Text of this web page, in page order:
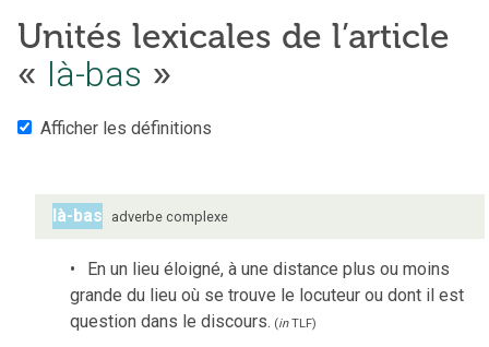
Unités lexicales de l’article
« là-bas »
Afficher les définitions
là-bas adverbe complexe
En un lieu éloigné, à une distance plus ou moins
grande du lieu où se trouve le locuteur ou dont il est
question dans le discours. (inTLF)